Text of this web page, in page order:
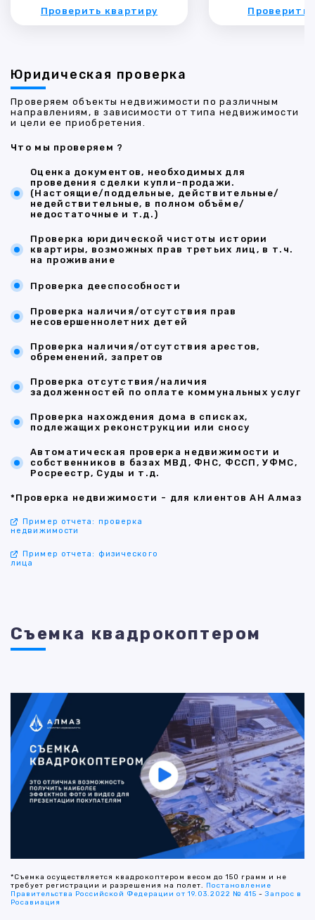
Проверить квартиру Проверить
Юридическая проверка
Проверяем объекты недвижимости по различным
направлениям, в зависимости от типа недвижимости
и цели ее приобретения.
Что мы проверяем ?
Оценка документов, необходимых для
проведения сделки купли-продажи.
(Настоящие/поддельные, действительные/
недействительные, в полном объёме/
недостаточные и т.д.)
Проверка юридической чистоты истории
квартиры, возможных прав третьих лиц, в т.ч.
на проживание
Проверка дееспособности
Проверка наличия/отсутствия прав
несовершеннолетних детей
Проверка наличия/отсутствия арестов,
обременений, запретов
Проверка отсутствия/наличия
задолженностей по оплате коммунальных услуг
Проверка нахождения дома в списках,
подлежащих реконструкции или сносу
Автоматическая проверка недвижимости и
собственников в базах МВД, ФНС, ФССП, УФМС,
Росреестр, Суды и т.д.
*Проверка недвижимости - для клиентов АН Алмаз
Пример отчета: проверка
недвижимости
Пример отчета: физического
лица
Съемка квадрокоптером
*Съемка осуществляется квадрокоптером весом до 150 грамм и не
требует регистрации и разрешения на полет. Постановление
Правительства Российской Федерации от 19.03.2022 № 415 -Запрос в
Росавиация